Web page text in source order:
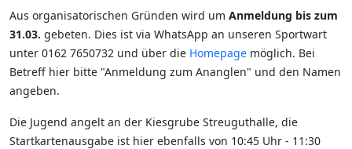
Aus organisatorischen Gründen wird um Anmeldung bis zum
31.03. gebeten. Dies ist via WhatsApp an unseren Sportwart
unter 0162 7650732 und über die Homepage möglich. Bei
Betreff hier bitte "Anmeldung zum Ananglen" und den Namen
angeben.
Die Jugend angelt an der Kiesgrube Streuguthalle, die
Startkartenausgabe ist hier ebenfalls von 10:45 Uhr - 11:30